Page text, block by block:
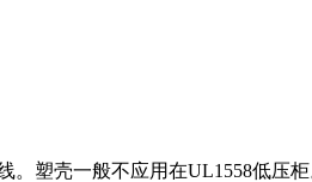
塑壳一般不应用在UL1558低压柜